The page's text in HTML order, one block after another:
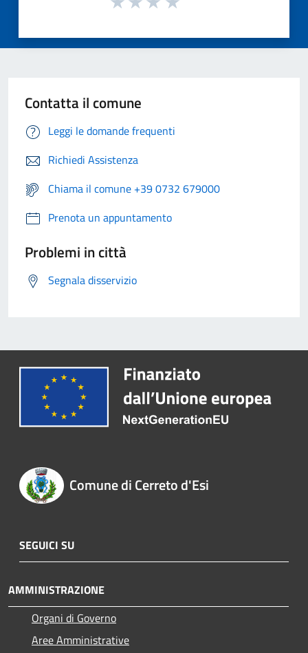
Contatta il comune
Leggi le domande frequenti
Richiedi Assistenza
Chiama il comune +39 0732 679000
Prenota un appuntamento
Problemi in città
Segnala disservizio
Comune di Cerreto d'Esi
SEGUICI SU
AMMINISTRAZIONE
Organi di Governo
Aree Amministrative